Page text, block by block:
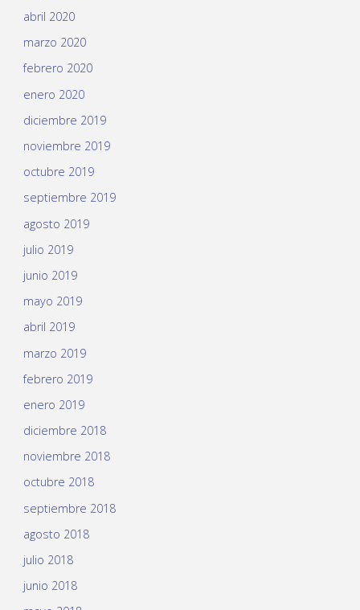
abril 2020
marzo 2020
febrero 2020
enero 2020
diciembre 2019
noviembre 2019
octubre 2019
septiembre 2019
agosto 2019
julio 2019
junio 2019
mayo 2019
abril 2019
marzo 2019
febrero 2019
enero 2019
diciembre 2018
noviembre 2018
octubre 2018
septiembre 2018
agosto 2018
julio 2018
junio 2018